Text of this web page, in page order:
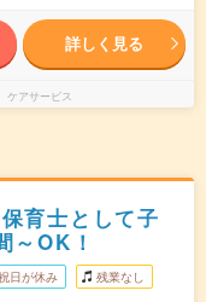
詳しく見る
ケアサービス
育士として子
～OK！
日が休み 残業なし